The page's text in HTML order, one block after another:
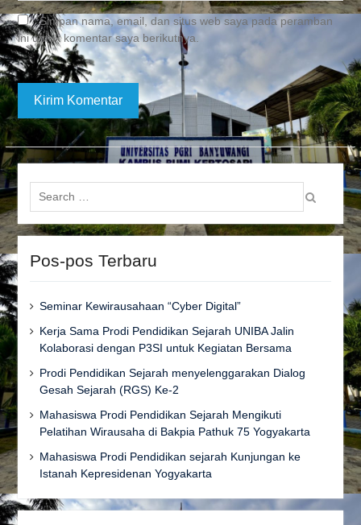
Simpan nama, email, dan situs web saya pada peramban
ini untuk komentar saya berikutnya.
Search
for:
Pos-pos Terbaru
Seminar Kewirausahaan “Cyber Digital”
Kerja Sama Prodi Pendidikan Sejarah UNIBA Jalin
Kolaborasi dengan P3SI untuk Kegiatan Bersama
Prodi Pendidikan Sejarah menyelenggarakan Dialog
Gesah Sejarah (RGS) Ke-2
Mahasiswa Prodi Pendidikan Sejarah Mengikuti
Pelatihan Wirausaha di Bakpia Pathuk 75 Yogyakarta
Mahasiswa Prodi Pendidikan sejarah Kunjungan ke
Istanah Kepresidenan Yogyakarta